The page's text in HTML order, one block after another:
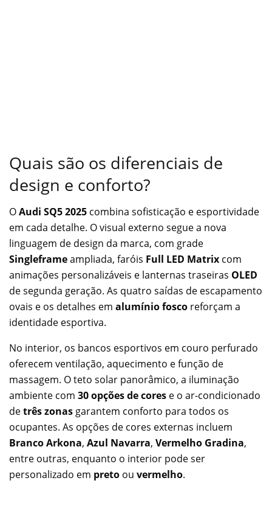
Quais são os diferenciais de
design e conforto?
OAudi SQ5 2025 combina sofisticação e esportividade
em cada detalhe. O visual externo segue a nova
linguagem de design da marca, com grade
Singleframeampliada, faróis Full LED Matrix com
animações personalizáveis e lanternas traseiras OLED
de segunda geração. As quatro saídas de escapamento
ovais e os detalhes em alumínio fosco reforçam a
identidade esportiva.
No interior, os bancos esportivos em couro perfurado
oferecem ventilação, aquecimento e função de
massagem. O teto solar panorâmico, a iluminação
ambiente com 30 opções de cores e o ar-condicionado
detrês zonas garantem conforto para todos os
ocupantes. As opções de cores externas incluem
Branco Arkona, Azul Navarra, Vermelho Gradina,
entre outras, enquanto o interior pode ser
personalizado em preto ou vermelho.